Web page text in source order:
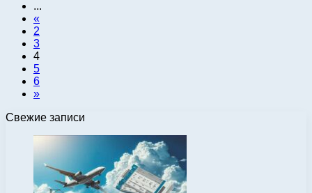
...
«
2
3
4
5
6
»
Свежие записи